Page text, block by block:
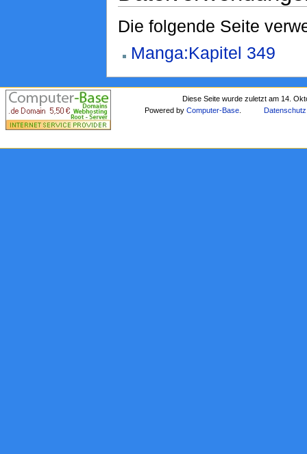
Die folgende Seite
Manga:Kapitel 349
Diese Seite wurde zuletzt am 14.
Powered byComputer-Base Datenschutz